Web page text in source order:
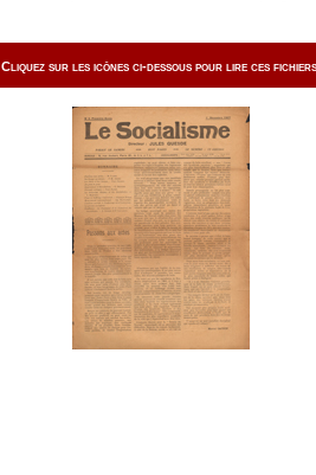
Cliquez sur les icônes ci-dessous pour lire ces